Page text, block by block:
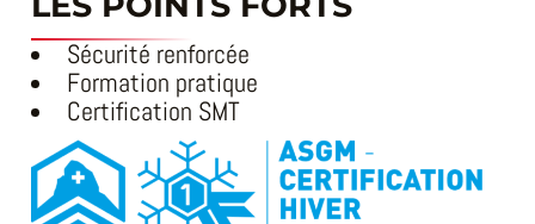
Sécurité renforcée
Formation pratique
Certification SMT